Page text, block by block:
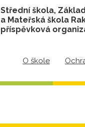
Střední škola,
a Mateřská škola
příspěvková
O škole